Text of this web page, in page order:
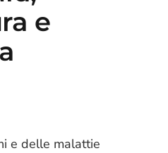
e
e delle malattie